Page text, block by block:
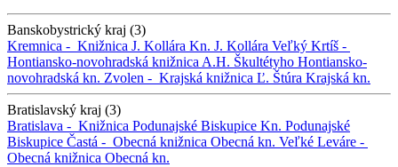
Banskobystrický kraj (3)
Kremnica - Knižnica J. Kollára Kn. J. Kollára Veľký Krtíš -
Hontiansko-novohradská knižnica A.H. Škultétyho Hontiansko-
novohradská kn. Zvolen - Krajská knižnica Ľ. Štúra Krajská kn.
Bratislavský kraj (3)
Bratislava - Knižnica Podunajské Biskupice Kn. Podunajské
Biskupice Častá - Obecná knižnica Obecná kn. Veľké Leváre -
Obecná knižnica Obecná kn.